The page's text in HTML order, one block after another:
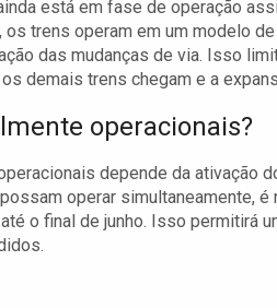
está em fase de operação
trens operam em um modelo
das mudanças de via. Isso
demais trens chegam e a
operacionais?
depende da ativação
operar simultaneamente,
o final de junho. Isso permitirá